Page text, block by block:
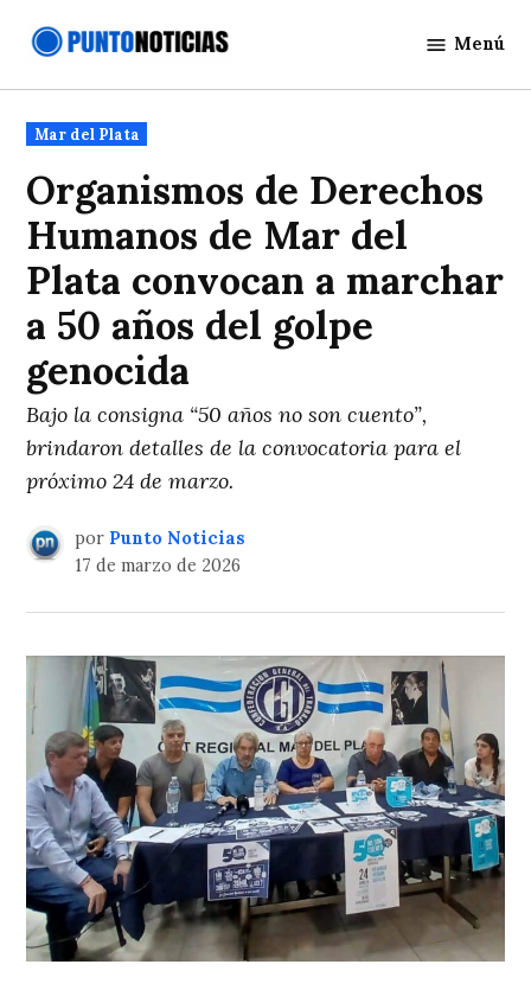
Noticias
Menú
Publicado
en
Mar del Plata
Organismos de Derechos
Humanos de Mar del
Plata convocan a marchar
a 50 años del golpe
genocida
Bajo la consigna “50 años no son cuento”,
brindaron detalles de la convocatoria para el
próximo 24 de marzo.
por Punto Noticias
17 de marzo de 2026